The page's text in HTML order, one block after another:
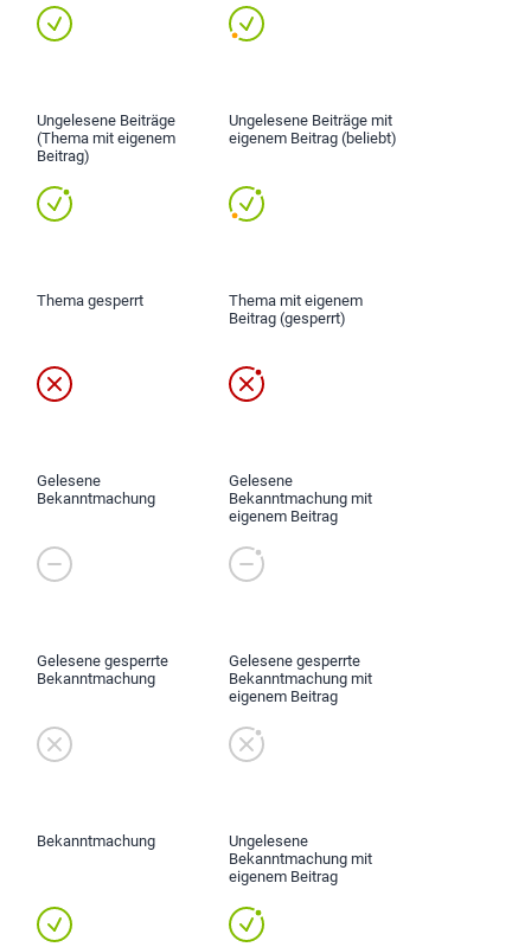
Ungelesene Beiträge
(Thema mit eigenem
Beitrag)
Ungelesene Beiträge mit
eigenem Beitrag (beliebt)
Thema gesperrt
Thema mit eigenem
Beitrag (gesperrt)
Gelesene
Bekanntmachung
Gelesene
Bekanntmachung mit
eigenem Beitrag
Gelesene gesperrte
Bekanntmachung
Gelesene gesperrte
Bekanntmachung mit
eigenem Beitrag
Bekanntmachung
Ungelesene
Bekanntmachung mit
eigenem Beitrag